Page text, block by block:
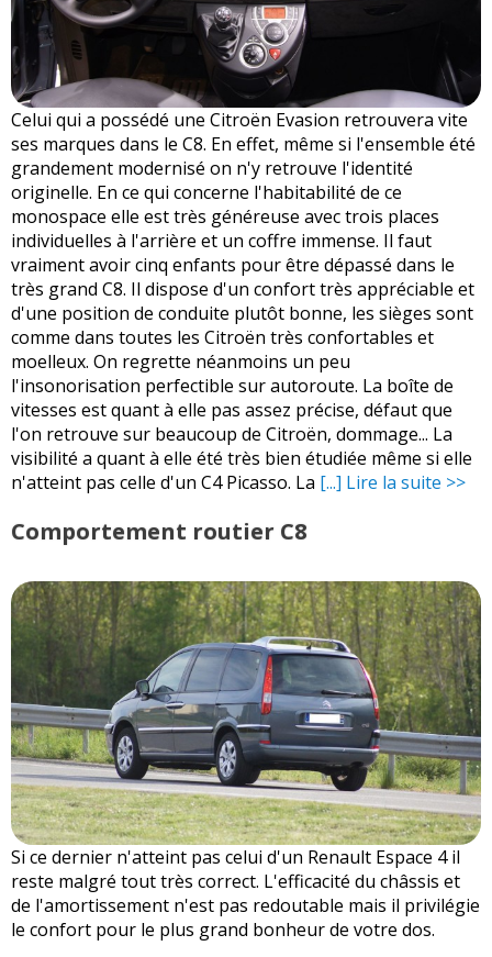
Celui qui a possédé une Citroën Evasion retrouvera vite
ses marques dans le C8. En effet, même si l'ensemble été
grandement modernisé on n'y retrouve l'identité
originelle. En ce qui concerne l'habitabilité de ce
monospace elle est très généreuse avec trois places
individuelles à l'arrière et un coffre immense. Il faut
vraiment avoir cinq enfants pour être dépassé dans le
très grand C8. Il dispose d'un confort très appréciable et
d'une position de conduite plutôt bonne, les sièges sont
comme dans toutes les Citroën très confortables et
moelleux. On regrette néanmoins un peu
l'insonorisation perfectible sur autoroute. La boîte de
vitesses est quant à elle pas assez précise, défaut que
l'on retrouve sur beaucoup de Citroën, dommage... La
visibilité a quant à elle été très bien étudiée même si elle
n'atteint pas celle d'un C4 Picasso. La [...] Lire la suite >>
Comportement routier C8
Si ce dernier n'atteint pas celui d'un Renault Espace 4 il
reste malgré tout très correct. L'efficacité du châssis et
de l'amortissement n'est pas redoutable mais il privilégie
le confort pour le plus grand bonheur de votre dos.